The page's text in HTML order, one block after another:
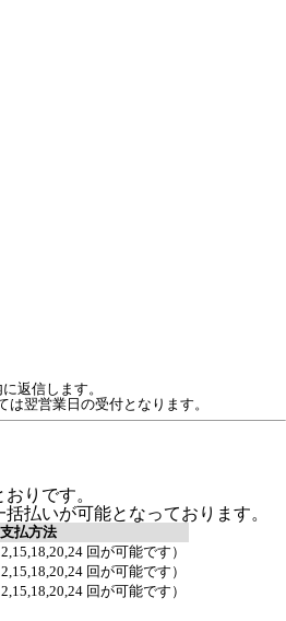
返信します。
翌営業日の受付となります。
りです。
払いが可能となっております。
支払方法
回が可能です）
回が可能です）
回が可能です）